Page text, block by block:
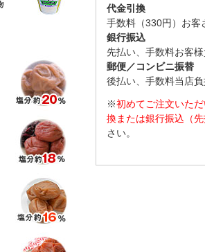
代金引換
手数料（330円）お客
銀行振込
先払い、手数料お客様
郵便／コンビニ振替
後払い、手数料当店負
※初めてご注文いた
換または銀行振込（
さい。